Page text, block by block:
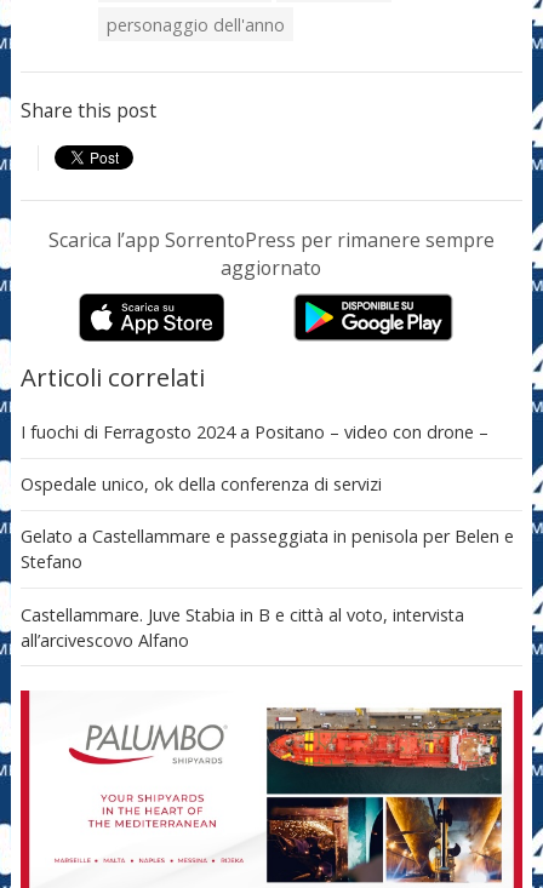
personaggio dell'anno
Share this post
Scarica l’app SorrentoPress per rimanere sempre
aggiornato
Articoli correlati
I fuochi di Ferragosto 2024 a Positano – video con drone –
Ospedale unico, ok della conferenza di servizi
Gelato a Castellammare e passeggiata in penisola per Belen e
Stefano
Castellammare. Juve Stabia in B e città al voto, intervista
all’arcivescovo Alfano